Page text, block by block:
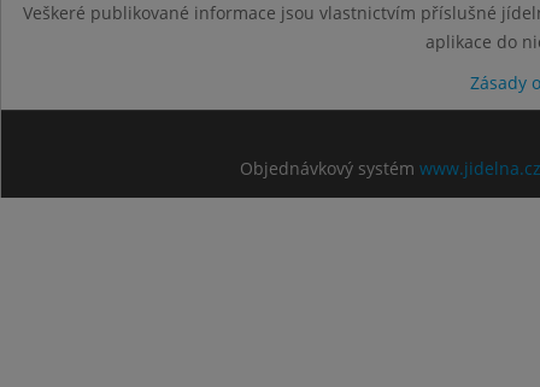
Veškeré publikované informace jsou vlastnictvím příslušné
aplikace do
Zásady
Objednávkový systém www.jidelna.cz